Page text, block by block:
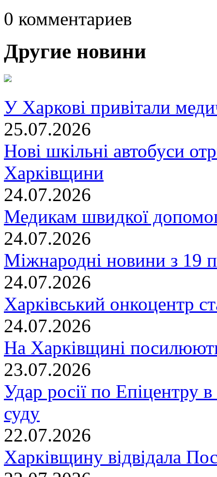
0 комментариев
Другие новини
У Харкові привітали
25.07.2026
Нові шкільні автобуси
Харківщини
24.07.2026
Медикам швидкої
24.07.2026
Міжнародні новини з 19
24.07.2026
Харківський онкоцентр
24.07.2026
На Харківщині
23.07.2026
Удар росії по Епіцентру
суду
22.07.2026
Харківщину відвідала